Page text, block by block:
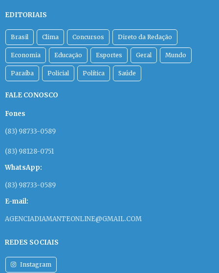
EDITORIAIS
Brasil Clima Concursos Direto da Redação
Economia Educação Esportes Geral Mundo
Paraíba Policial Política Saúde
FALE CONOSCO
Fones
(83) 98733-0589
(83) 98128-0751
WhatsApp:
(83) 98733-0589
E-mail:
AGENCIADIAMANTEONLINE@GMAIL.COM
REDES SOCIAIS
Instagram